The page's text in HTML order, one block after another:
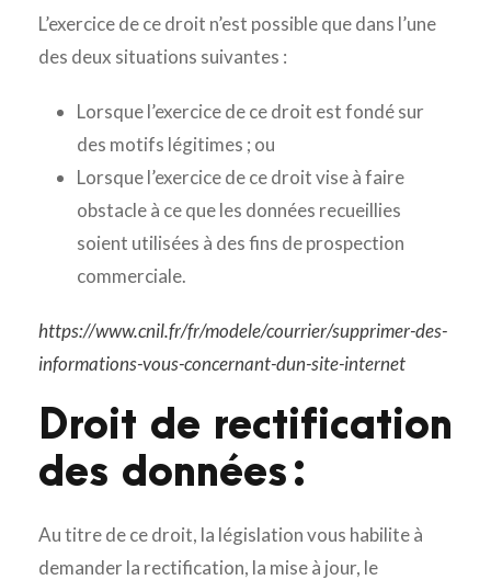
L’exercice de ce droit n’est possible que dans l’une
des deux situations suivantes :
Lorsque l’exercice de ce droit est fondé sur
des motifs légitimes ; ou
Lorsque l’exercice de ce droit vise à faire
obstacle à ce que les données recueillies
soient utilisées à des fins de prospection
commerciale.
https://www.cnil.fr/fr/modele/courrier/supprimer-des-
informations-vous-concernant-dun-site-internet
Droit de rectification
des données :
Au titre de ce droit, la législation vous habilite à
demander la rectification, la mise à jour, le